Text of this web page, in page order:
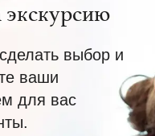
экскурсию
выбор и
ваши
для вас